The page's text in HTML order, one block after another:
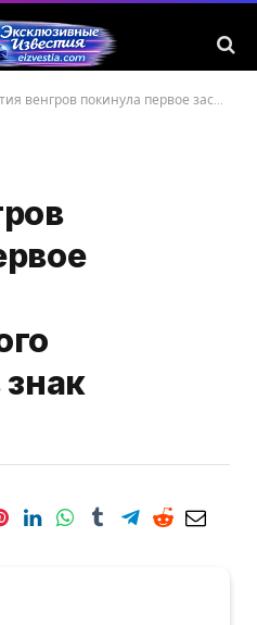
покинула первое заседание Закарпатского облсовета в знак протеста
знак